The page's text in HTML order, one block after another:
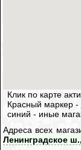
Клик по карте
Красный маркер
синий - иные
Адреса всех
Ленинградское